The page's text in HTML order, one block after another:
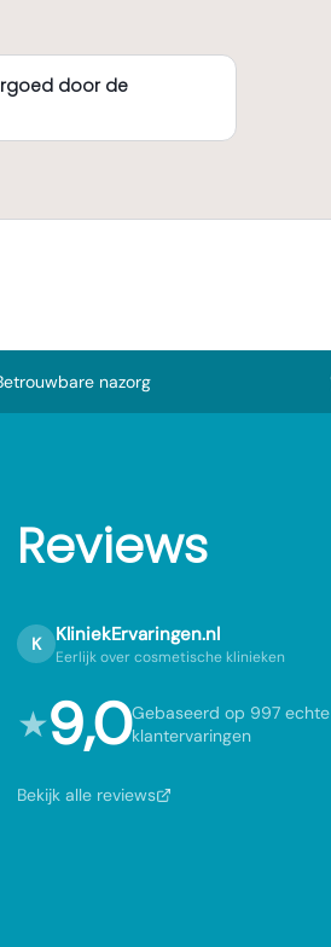
door de
nazorg
Reviews
K KliniekErvaringen.nl
Eerlijk over cosmetische klinieken
★9,0Gebaseerd op 997 echte
klantervaringen
Bekijk alle reviews